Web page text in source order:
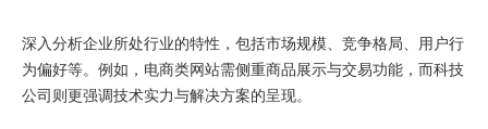
深入分析企业所处行业的特性，包括市场规模、竞争格局、用户行
为偏好等。例如，电商类网站需侧重商品展示与交易功能，而科技
公司则更强调技术实力与解决方案的呈现。